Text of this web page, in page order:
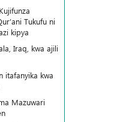
Tukufu ni
kipya
Iraq, kwa ajili
itafanyika kwa
Mazuwari